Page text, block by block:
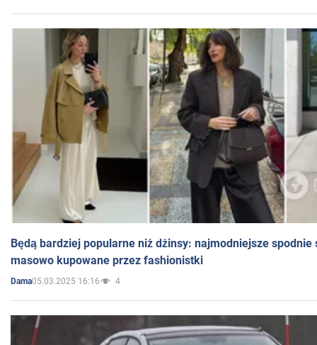
Będą bardziej popularne niż dżinsy: najmodniejsze spodnie
masowo kupowane przez fashionistki
Dama05.03.2025 16:16 4